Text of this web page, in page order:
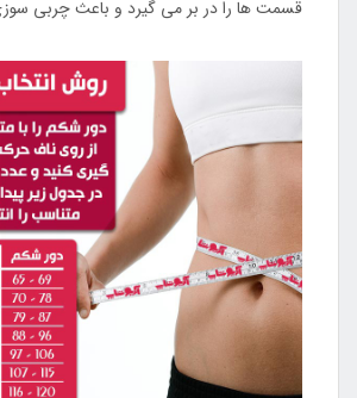
قسمت ها را در بر می گیرد و باعث چربی